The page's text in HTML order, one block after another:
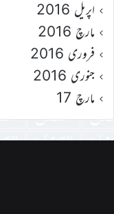
اپریل 2016
مارچ 2016
فروری 2016
جنوری 2016
مارچ 17